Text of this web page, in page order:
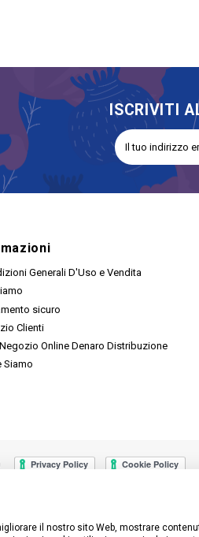
ISCRIVITI
Generali D'Uso e Vendita
sicuro
Clienti
Online Denaro Distribuzione
Siamo
il nostro sito Web, mostrare